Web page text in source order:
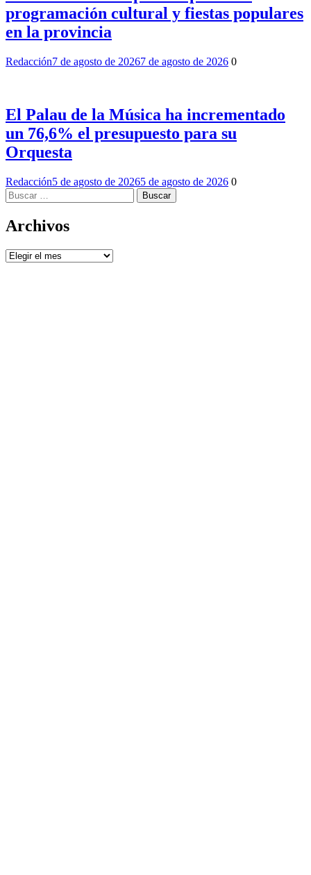
programación cultural y fiestas populares
en la provincia
Redacción7 de agosto de 20267 de agosto de 2026 0
El Palau de la Música ha incrementado
un 76,6% el presupuesto para su
Orquesta
Redacción5 de agosto de 20265 de agosto de 2026 0
Buscar:
Archivos
Archivos